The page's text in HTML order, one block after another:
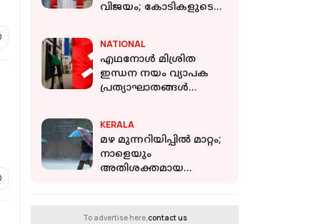
വിജയം; കോടികളുടെ
NATIONAL
എഥനോൾ മിശ്രിത
ഇന്ധന നയം വ്യാപക
പ്രത്യാഘാതങ്ങൾ
ജനകീയ
പ്രതിഷേധമെന്ന്
സിപിഐഎം
KERALA
മഴ മുന്നറിയിപ്പിൽ മാറ്റം;
നാളെയും
അതിശക്തമായ
To advertise here,contact us